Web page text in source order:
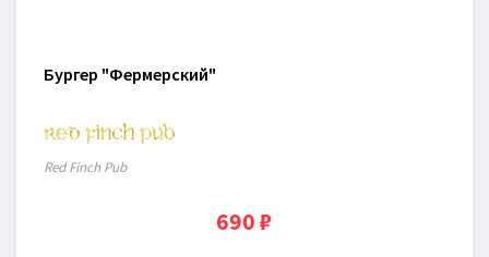
Бургер "Фермерский"
Red Finch Pub
690 ₽